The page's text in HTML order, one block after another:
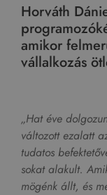
Horváth
amikor
vállalkozás
„Hat éve
változott ezalatt
tudatos
sokat alakult.
mögénk állt, és